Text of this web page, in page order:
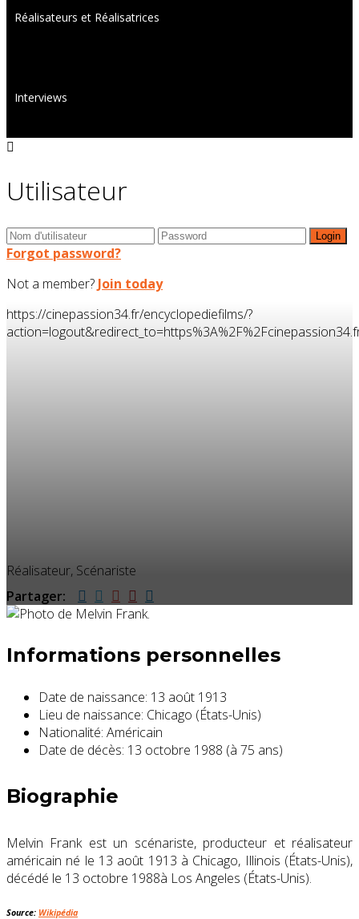
Réalisateurs et Réalisatrices
Interviews
Utilisateur
Forgot password?
Not a member? Join today
https://cinepassion34.fr/encyclopediefilms/?
Réalisateur, Scénariste
Partager:
Informations personnelles
Date de naissance: 13 août 1913
Lieu de naissance: Chicago (États-Unis)
Nationalité: Américain
Date de décès: 13 octobre 1988 (à 75 ans)
Biographie
Melvin Frank est un scénariste, producteur et réalisateur
américain né le 13 août 1913 à Chicago, Illinois (États-Unis),
décédé le 13 octobre 1988à Los Angeles (États-Unis).
Source: Wikipédia